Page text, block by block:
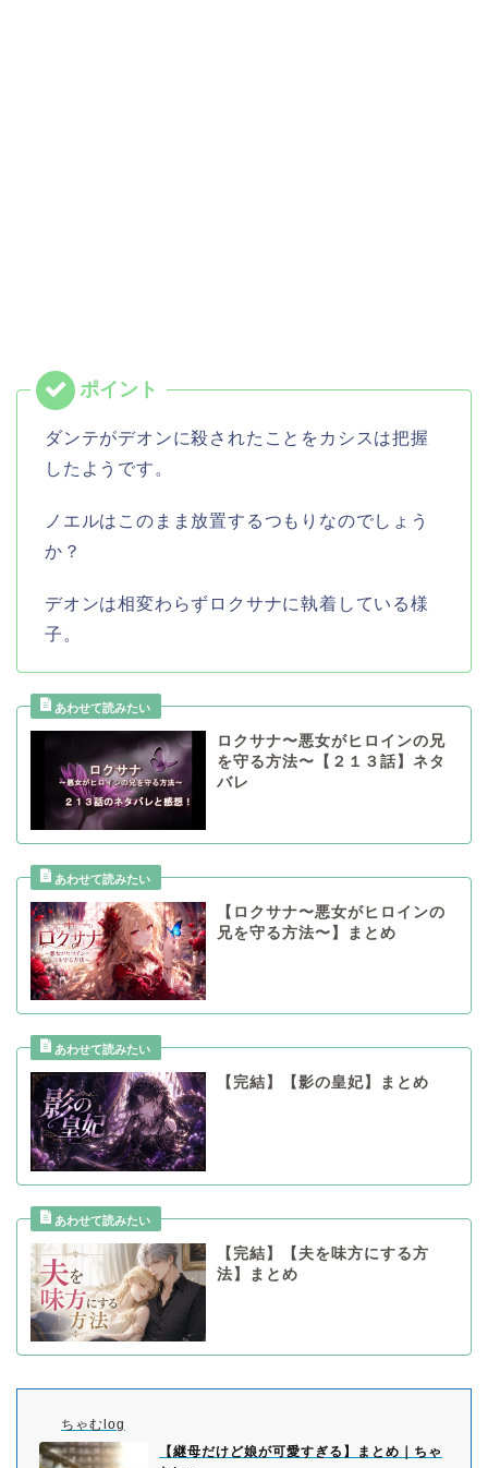
ダンテがデオンに殺されたことをカシスは把握
したようです。
ノエルはこのまま放置するつもりなのでしょう
か？
デオンは相変わらずロクサナに執着している様
子。
ロクサナ〜悪女がヒロインの兄
を守る方法〜【２１３話】ネタ
バレ
【ロクサナ〜悪女がヒロインの
兄を守る方法〜】まとめ
【完結】【影の皇妃】まとめ
【完結】【夫を味方にする方
法】まとめ
ちゃむlog
【継母だけど娘が可愛すぎる】まとめ｜ちゃ